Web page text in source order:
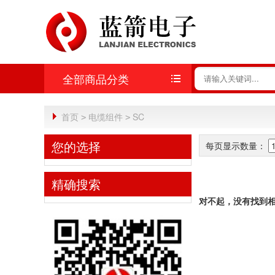
全部商品分类
首页 > 电缆组件 > SC
您的选择
精确搜索
每页显示数量：
对不起，没有找到